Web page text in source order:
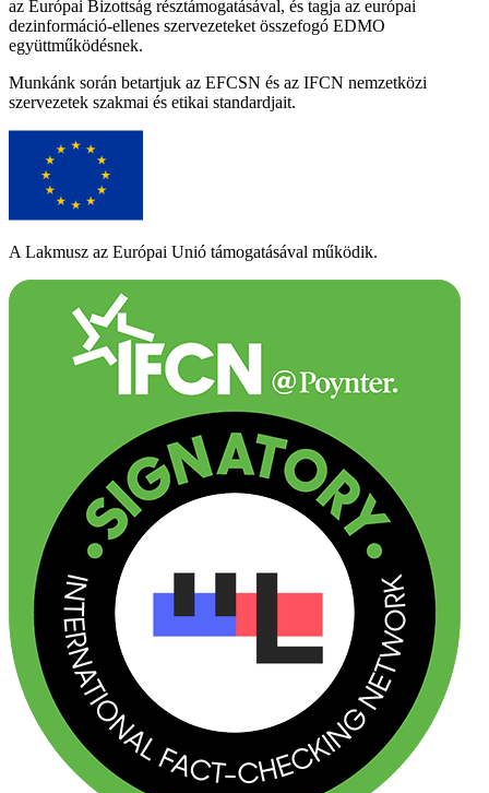
az Európai Bizottság résztámogatásával, és tagja az európai
dezinformáció-ellenes szervezeteket összefogó EDMO
együttműködésnek.
Munkánk során betartjuk az EFCSN és az IFCN nemzetközi
szervezetek szakmai és etikai standardjait.
A Lakmusz az Európai Unió támogatásával működik.